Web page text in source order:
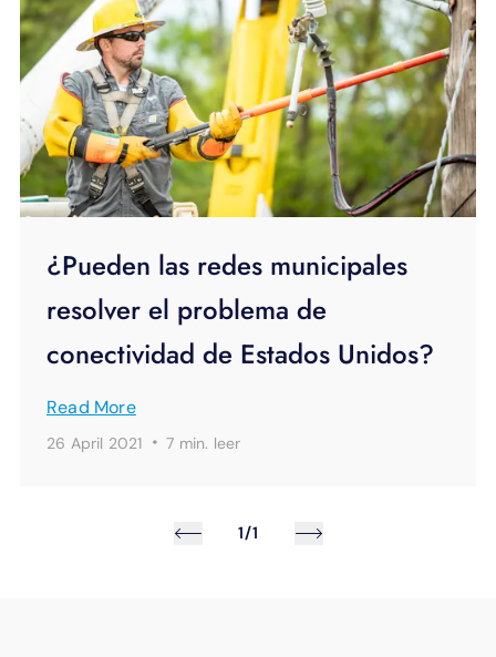
¿Pueden las redes municipales
resolver el problema de
conectividad de Estados Unidos?
Read More
26 April 2021 ·7 min. leer
1/1